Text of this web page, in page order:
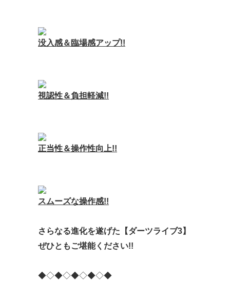
没入感＆臨場感アップ!!
視認性＆負担軽減!!
正当性＆操作性向上!!
スムーズな操作感!!
さらなる進化を遂げた 【ダーツライブ3】
ぜひとも ご堪能ください!!
◆◇◆◇◆◇◆◇◆